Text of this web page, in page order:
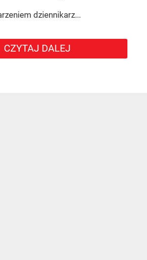
dziennikarz...
CZYTAJ DALEJ